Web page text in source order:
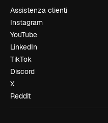
Assistenza clienti
Instagram
YouTube
LinkedIn
TikTok
Discord
X
Reddit